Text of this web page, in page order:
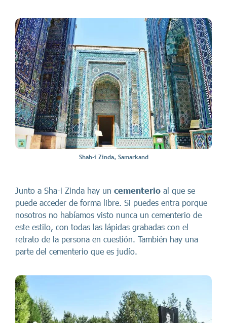
Shah-i Zinda, Samarkand
Junto a Sha-i Zinda hay un cementerio al que se
puede acceder de forma libre. Si puedes entra porque
nosotros no habíamos visto nunca un cementerio de
este estilo, con todas las lápidas grabadas con el
retrato de la persona en cuestión. También hay una
parte del cementerio que es judío.